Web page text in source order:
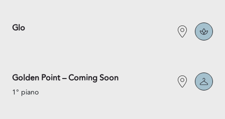
Glo
Golden Point – Coming Soon
1° piano